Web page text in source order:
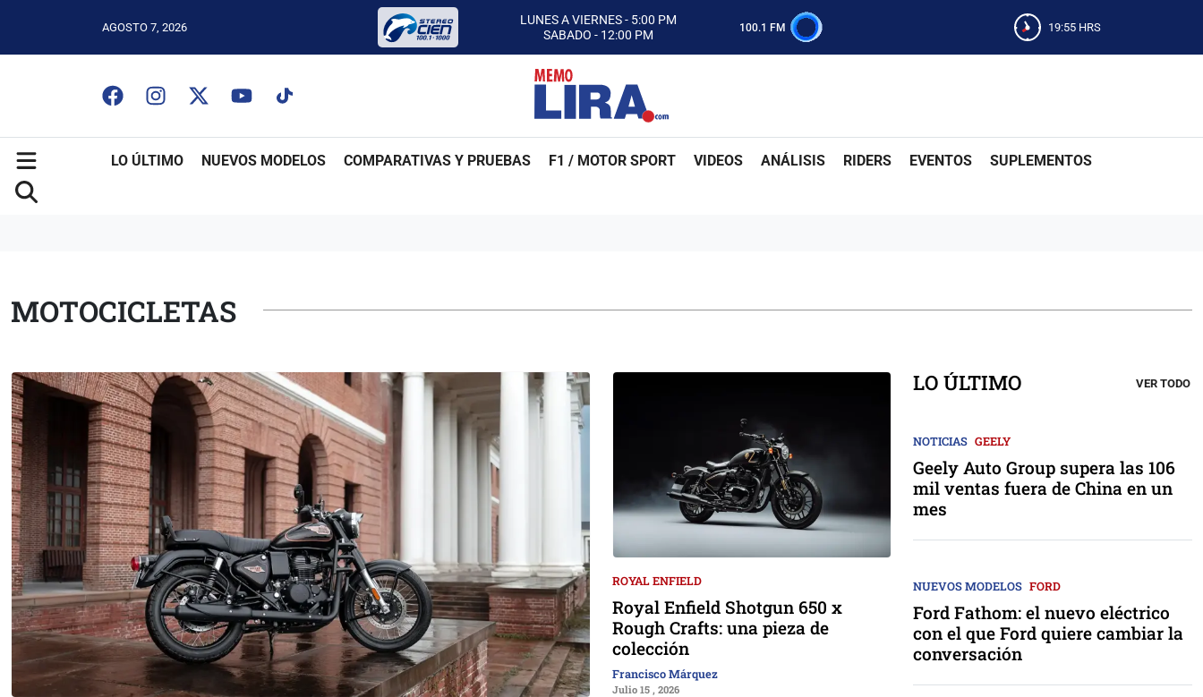
AGOSTO 7, 2026
LUNES A VIERNES - 5:00 PM
SABADO - 12:00 PM
ESCUCHA AUTOS AL CIEN
CON MEMO LIRA Y SU EQUIPO
LUNES A VIERNES - 5:00 PM
SABADO - 12:00 PM
100.1 FM 19:55 HRS
LO ÚLTIMO NUEVOS MODELOS COMPARATIVAS Y PRUEBAS F1 / MOTOR SPORT VIDEOS ANÁLISIS RIDERS EVENTOS SUPLEMENTOS
MOTOCICLETAS
ROYAL ENFIELD
Royal Enfield Shotgun 650 x
Rough Crafts: una pieza de
colección
Francisco Márquez
Julio 15 , 2026
LO ÚLTIMO VER TODO
NOTICIAS GEELY
Geely Auto Group supera las 106
mil ventas fuera de China en un
mes
NUEVOS MODELOS FORD
Ford Fathom: el nuevo eléctrico
con el que Ford quiere cambiar la
conversación